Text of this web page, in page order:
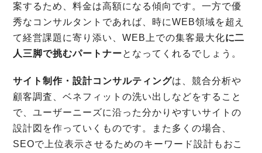
案するため、料金は高額になる傾向です。一方で優
秀なコンサルタントであれば、時にWEB領域を超え
て経営課題に寄り添い、WEB上での集客最大化に二
人三脚で挑むパートナーとなってくれるでしょう。
サイト制作・設計コンサルティングは、競合分析や
顧客調査、ベネフィットの洗い出しなどをすること
で、ユーザーニーズに沿った分かりやすいサイトの
設計図を作っていくものです。また多くの場合、
SEOで上位表示させるためのキーワード設計もおこ